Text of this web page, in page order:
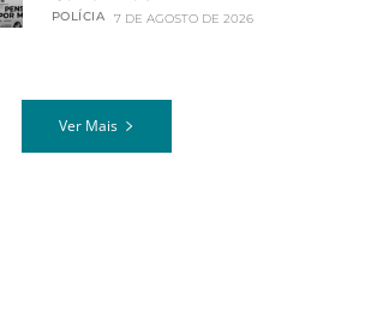
POLÍCIA 7 DE AGOSTO DE 2026
Ver Mais